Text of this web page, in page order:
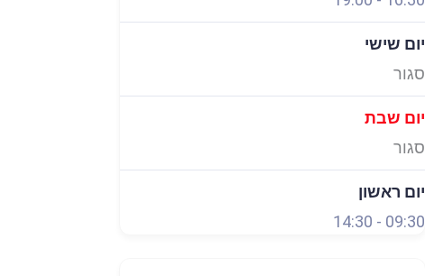
יום שישי
סגור
יום שבת
סגור
יום ראשון
09:30
-
14:30